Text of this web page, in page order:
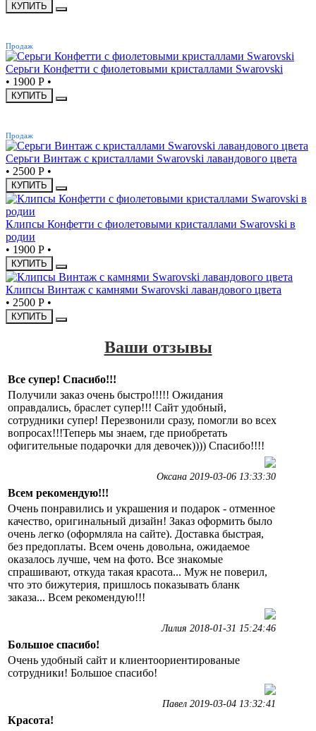
КУПИТЬ
Продаж
Серьги Конфетти с фиолетовыми кристаллами Swarovski
• 1900 Р •
КУПИТЬ
Продаж
Серьги Винтаж с кристаллами Swarovski лавандового цвета
• 2500 Р •
КУПИТЬ
Клипсы Конфетти с фиолетовыми кристаллами Swarovski в
родии
• 1900 Р •
КУПИТЬ
Клипсы Винтаж с камнями Swarovski лавандового цвета
• 2500 Р •
КУПИТЬ
Ваши отзывы
Все супер! Спасибо!!!
Получили заказ очень быстро!!!!! Ожидания
оправдались, браслет супер!!! Сайт удобный,
сотрудники супер! Перезвонили сразу, помогли во всех
вопросах!!!Теперь мы знаем, где приобретать
офигительные подарочки для девочек)))) Спасибо!!!!
Оксана 2019-03-06 13:33:30
Всем рекомендую!!!
Очень понравились и украшения и подарок - отменное
качество, оригинальный дизайн! Заказ оформить было
очень легко (оформляла на сайте). Доставка быстрая,
без предоплаты. Всем очень довольна, ожидаемое
оказалось лучше, чем на фото. Все знакомые
спрашивают, откуда такая красота... Муж не поверил,
что это бижутерия, пришлось показывать бланк
заказа... Всем рекомендую!!!
Лилия 2018-01-31 15:24:46
Большое спасибо!
Очень удобный сайт и клиентоориентированые
сотрудники! Большое спасибо!
Павел 2019-03-04 13:32:41
Красота!